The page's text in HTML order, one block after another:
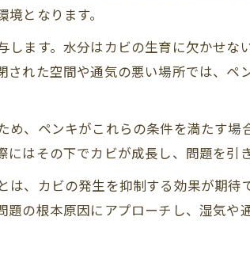
となります。
ます。水分はカビの生育に欠かせ
れた空間や通気の悪い場所では、
、ペンキがこれらの条件を満たす
はその下でカビが成長し、問題を引
は、カビの発生を抑制する効果が期
の根本原因にアプローチし、湿気や